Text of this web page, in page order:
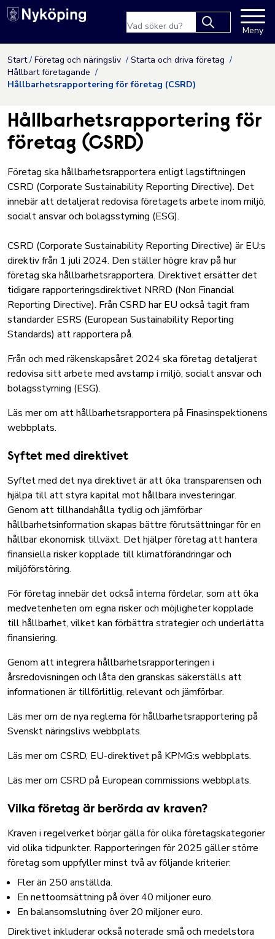
Hoppa till innehåll
Nyköpings kommuns
results.
Meny
Start Företag och näringsliv
Starta och driva företag
Hållbart företagande
Hållbarhetsrapportering för företag (CSRD)
Hållbarhetsrapportering för
företag (CSRD)
Företag ska hållbarhetsrapportera enligt lagstiftningen
CSRD (Corporate Sustainability Reporting Directive). Det
innebär att detaljerat redovisa företagets arbete inom miljö,
socialt ansvar och bolagsstyrning (ESG).
CSRD (Corporate Sustainability Reporting Directive) är EU:s
direktiv från 1 juli 2024. Den ställer högre krav på hur
företag ska hållbarhetsrapportera. Direktivet ersätter det
tidigare rapporteringsdirektivet NRRD (Non Financial
Reporting Directive). Från CSRD har EU också tagit fram
standarder ESRS (European Sustainability Reporting
Standards) att rapportera på.
Från och med räkenskapsåret 2024 ska företag detaljerat
redovisa sitt arbete med avstamp i miljö, socialt ansvar och
bolagsstyrning (ESG).
Läs mer om att hållbarhetsrapportera på Finasinspektionens
webbplats.
Syftet med direktivet
Syftet med det nya direktivet är att öka transparensen och
hjälpa till att styra kapital mot hållbara investeringar.
Genom att tillhandahålla tydlig och jämförbar
hållbarhetsinformation skapas bättre förutsättningar för en
hållbar ekonomisk tillväxt. Det hjälper företag att hantera
finansiella risker kopplade till klimatförändringar och
miljöförstöring.
För företag innebär det också interna fördelar, som att öka
medvetenheten om egna risker och möjligheter kopplade
till hållbarhet, vilket kan förbättra strategier och underlätta
finansiering.
Genom att integrera hållbarhetsrapporteringen i
årsredovisningen och låta den granskas säkerställs att
informationen är tillförlitlig, relevant och jämförbar.
Läs mer om de nya reglerna för hållbarhetsrapportering på
Svenskt näringslivs webbplats.
Läs mer om CSRD, EU-direktivet på KPMG:s webbplats.
Läs mer om CSRD på European commissions webbplats.
Vilka företag är berörda av kraven?
Kraven i regelverket börjar gälla för olika företagskategorier
vid olika tidpunkter. Rapporteringen för 2025 gäller större
företag som uppfyller minst två av följande kriterier:
Fler än 250 anställda.
En nettoomsättning på över 40 miljoner euro.
En balansomslutning över 20 miljoner euro.
Direktivet inkluderar också noterade små och medelstora